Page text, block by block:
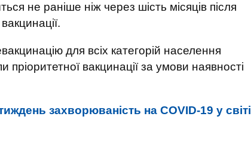
не раніше ніж через шість місяців після
для всіх категорій населення
вакцинації за умови наявності
захворюваність на COVID-19 у світі